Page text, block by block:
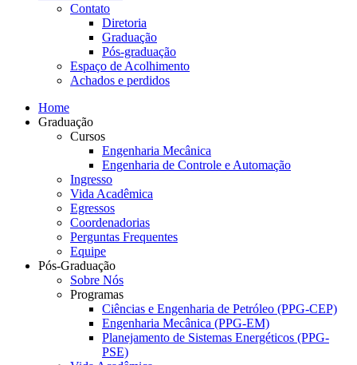
Contato
Diretoria
Graduação
Pós-graduação
Espaço de Acolhimento
Achados e perdidos
Home
Graduação
Cursos
Engenharia Mecânica
Engenharia de Controle e Automação
Ingresso
Vida Acadêmica
Egressos
Coordenadorias
Perguntas Frequentes
Equipe
Pós-Graduação
Sobre Nós
Programas
Ciências e Engenharia de Petróleo (PPG-CEP)
Engenharia Mecânica (PPG-EM)
Planejamento de Sistemas Energéticos (PPG-
PSE)